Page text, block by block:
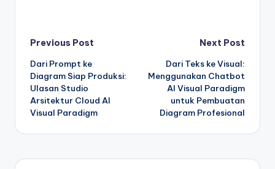
Post
navigation
Previous Post
Dari Prompt ke
Diagram Siap Produksi:
Ulasan Studio
Arsitektur Cloud AI
Visual Paradigm
Next Post
Dari Teks ke Visual:
Menggunakan Chatbot
AI Visual Paradigm
untuk Pembuatan
Diagram Profesional